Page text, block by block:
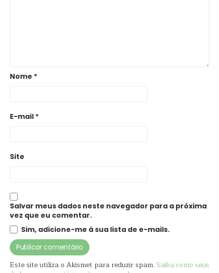
Nome *
E-mail *
Site
Salvar meus dados neste navegador para a próxima
vez que eu comentar.
Sim, adicione-me à sua lista de e-mails.
Este site utiliza o Akismet para reduzir spam. Saiba como seus